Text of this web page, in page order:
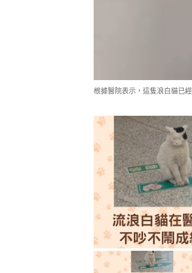
根據醫院表示，這隻浪白貓已